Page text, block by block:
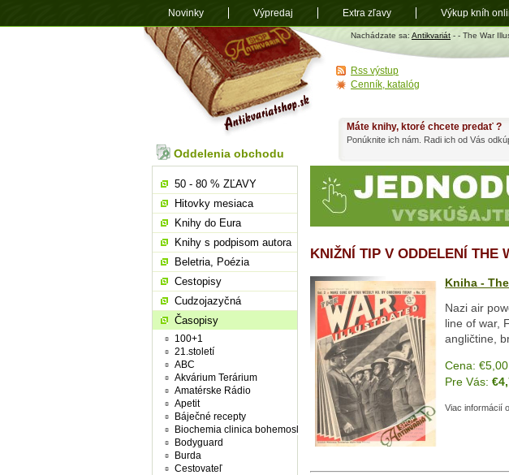
Antikvariát
shop.sk
Nachádzate sa: Antikvariát - - The War
KNIŽNÍ TIP V ODDELENÍ THE
Kniha -
Nazi air
line of war,
angličtine,
Cena: €5,00
Pre Vás:
Viac informácií
Máte knihy, ktoré chcete predať ?
Ponúknite ich nám. Radi ich od Vás
Oddelenia obchodu
50 - 80 % ZĽAVY
Hitovky mesiaca
Knihy do Eura
Knihy s podpisom autora
Beletria, Poézia
Cestopisy
Cudzojazyčná
Časopisy
100+1
21.století
ABC
Akvárium Terárium
Amatérske Rádio
Apetit
Báječné recepty
Biochemia clinica bohemoslovaca
Bodyguard
Burda
Cestovateľ
Rss výstup
Cenník, katalóg
Novinky Výpredaj Extra zľavy Výkup kníh